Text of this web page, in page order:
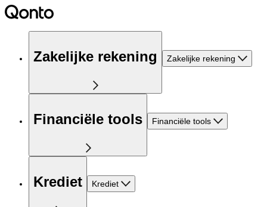
Zakelijke rekening Zakelijke rekening
Financiële tools Financiële tools
Krediet Krediet